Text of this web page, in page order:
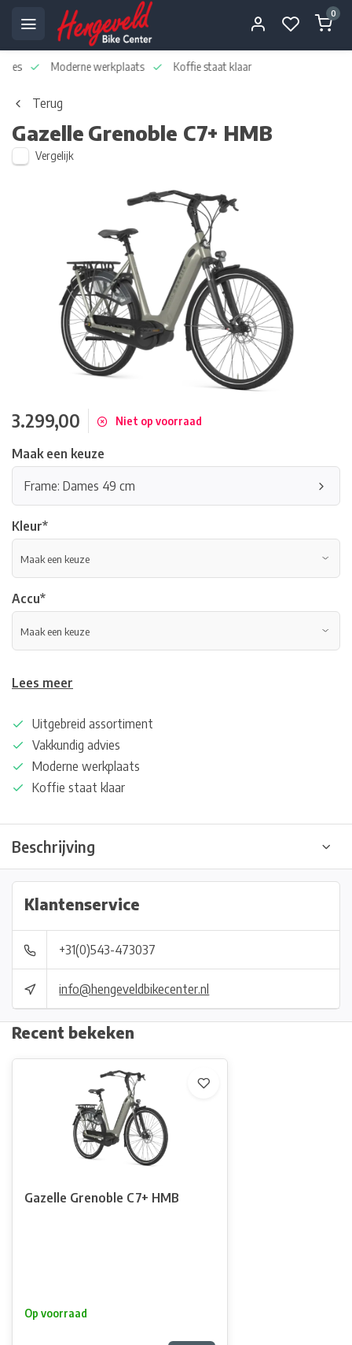
0
Moderne werkplaats Koffie staat klaar
Terug
Gazelle Grenoble C7+ HMB
Vergelijk
3.299,00 Niet op voorraad
Maak een keuze
Frame: Dames 49 cm
Kleur*
Accu*
Lees meer
Uitgebreid assortiment
Vakkundig advies
Moderne werkplaats
Koffie staat klaar
Beschrijving
Klantenservice
+31(0)543-473037
info@hengeveldbikecenter.nl
Recent bekeken
Gazelle Grenoble C7+ HMB
Op voorraad